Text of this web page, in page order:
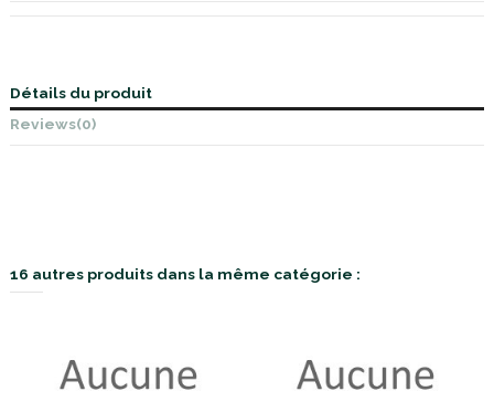
Détails du produit
Reviews(0)
16 autres produits dans la même catégorie :